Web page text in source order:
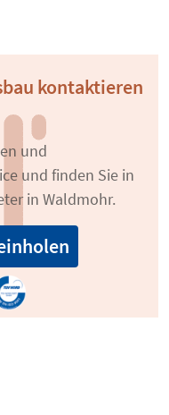
kontaktieren
und
und finden Sie in
in Waldmohr.